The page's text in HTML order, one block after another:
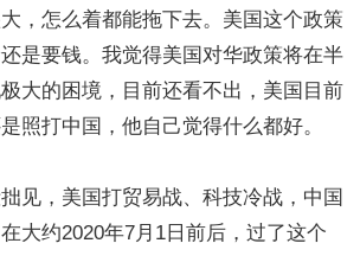
，怎么着都能拖下去。美国这个政策
是要钱。我觉得美国对华政策将在半
大的困境，目前还看不出，美国目前
照打中国，他自己觉得什么都好。
见，美国打贸易战、科技冷战，中国
大约2020年7月1日前后，过了这个